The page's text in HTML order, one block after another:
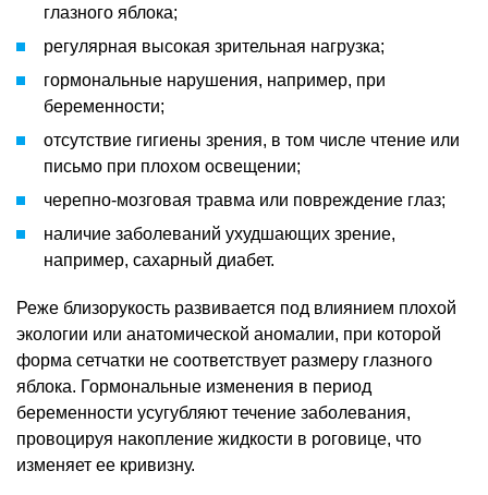
глазного яблока;
регулярная высокая зрительная нагрузка;
гормональные нарушения, например, при
беременности;
отсутствие гигиены зрения, в том числе чтение или
письмо при плохом освещении;
черепно-мозговая травма или повреждение глаз;
наличие заболеваний ухудшающих зрение,
например, сахарный диабет.
Реже близорукость развивается под влиянием плохой
экологии или анатомической аномалии, при которой
форма сетчатки не соответствует размеру глазного
яблока. Гормональные изменения в период
беременности усугубляют течение заболевания,
провоцируя накопление жидкости в роговице, что
изменяет ее кривизну.